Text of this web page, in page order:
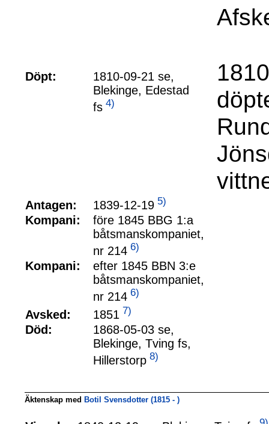
Döpt:
1810-09-21 se,
Blekinge, Edestad
fs 4)
Antagen: 1839-12-19 5)
Kompani:
före 1845 BBG 1:a
båtsmanskompaniet,
nr 214 6)
Kompani:
efter 1845 BBN 3:e
båtsmanskompaniet,
nr 214 6)
Avsked: 1851 7)
Död:
1868-05-03 se,
Blekinge, Tving fs,
Hillerstorp 8)
Äktenskap med Botil Svensdotter (1815 - )